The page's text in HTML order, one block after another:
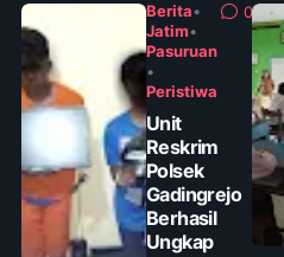
Berita•
Jatim•
Pasuruan
•
Peristiwa
0
Unit
Reskrim
Polsek
Gadingrejo
Berhasil
Ungkap